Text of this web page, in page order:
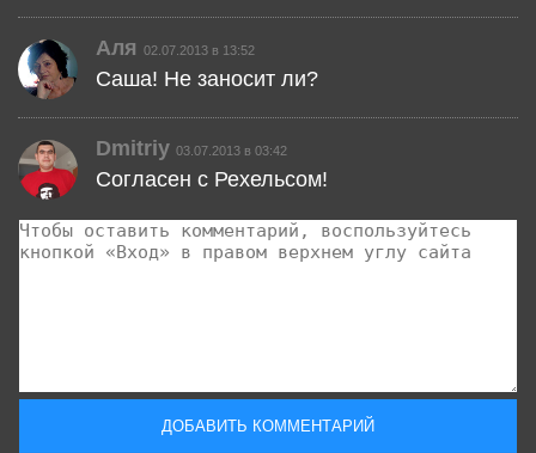
Аля 02.07.2013 в 13:52
Саша! Не заносит ли?
Dmitriy 03.07.2013 в 03:42
Согласен с Рехельсом!